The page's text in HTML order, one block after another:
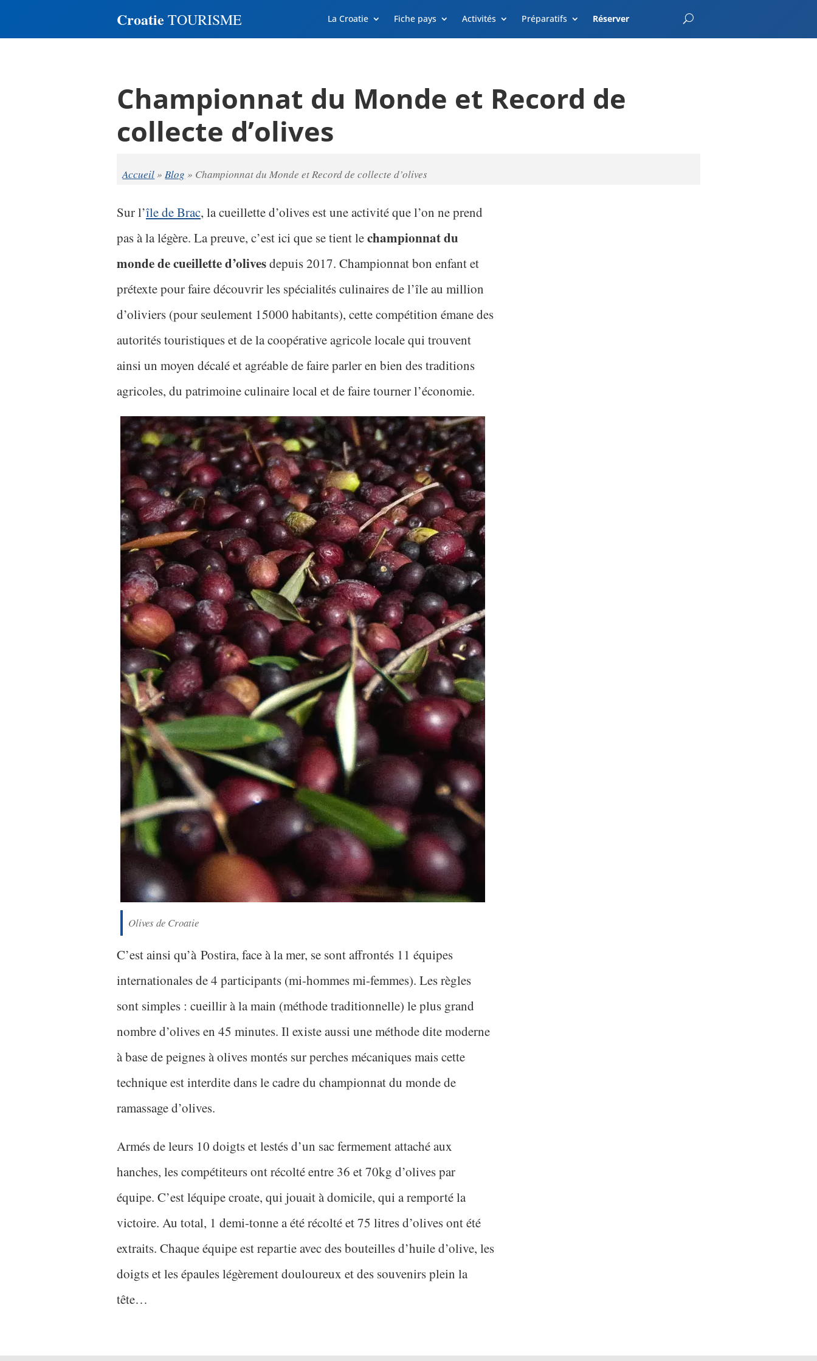
Croatie TOURISME La Croatie Fiche pays Activités Préparatifs Réserver EnterCroatia.com
Championnat du Monde et Record de
collecte d’olives
Accueil»Blog » Championnat du Monde et Record de collecte d’olives
Sur l’île de Brac, la cueillette d’olives est une activité que l’on ne prend
pas à la légère. La preuve, c’est ici que se tient lechampionnat du
monde de cueillette d’olivesdepuis 2017. Championnat bon enfant et
prétexte pour faire découvrir les spécialités culinaires de l’île au million
d’oliviers (pour seulement 15000 habitants), cette compétition émane des
autorités touristiques et de la coopérative agricole locale qui trouvent
ainsi un moyen décalé et agréable de faire parler en bien des traditions
agricoles, du patrimoine culinaire local et de faire tourner l’économie.
Olives de Croatie
C’est ainsi qu’à Postira, face à la mer, se sont affrontés 11 équipes
internationales de 4 participants (mi-hommes mi-femmes). Les règles
sont simples : cueillir à la main (méthode traditionnelle) le plus grand
nombre d’olives en 45 minutes. Il existe aussi une méthode dite moderne
à base de peignes à olives montés sur perches mécaniques mais cette
technique est interdite dans le cadre du championnat du monde de
ramassage d’olives.
Armés de leurs 10 doigts et lestés d’un sac fermement attaché aux
hanches, les compétiteurs ont récolté entre 36 et 70kg d’olives par
équipe. C’est léquipe croate, qui jouait à domicile, qui a remporté la
victoire. Au total, 1 demi-tonne a été récolté et 75 litres d’olives ont été
extraits. Chaque équipe est repartie avec des bouteilles d’huile d’olive, les
doigts et les épaules légèrement douloureux et des souvenirs plein la
tête…